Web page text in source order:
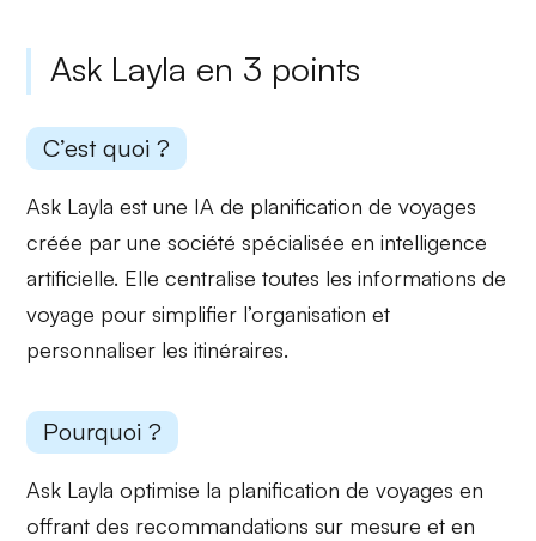
Ask Layla en 3 points
C’est quoi ?
Ask Layla est une IA de planification de voyages
créée par une société spécialisée en intelligence
artificielle. Elle centralise toutes les informations de
voyage poursimplifier l’organisation et
personnaliser les itinéraires.
Pourquoi ?
Ask Layla optimise la planification de voyages en
offrant des recommandations sur mesure et en